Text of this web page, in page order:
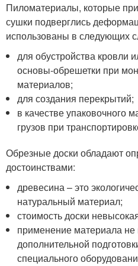
Пиломатериалы, которые
сушки подверглись
использованы в следующих
для обустройства кровли
основы-обрешетки при
материалов;
для создания перекрытий;
в качестве упаковочного
грузов при
Обрезные доски обладают
достоинствами:
древесина – это
натуральный материал;
стоимость доски
применение материала не
дополнительной
специального